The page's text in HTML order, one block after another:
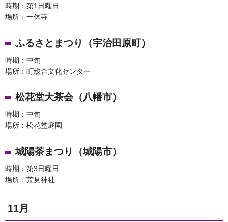
時期：第1日曜日
場所：一休寺
ふるさとまつり（宇治田原町）
時期：中旬
場所：町総合文化センター
松花堂大茶会（八幡市）
時期：中旬
場所：松花堂庭園
城陽茶まつり（城陽市）
時期：第3日曜日
場所：荒見神社
11月